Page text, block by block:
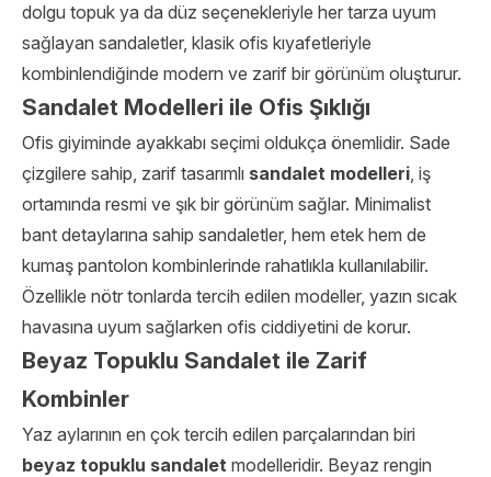
dolgu topuk ya da düz seçenekleriyle her tarza uyum
sağlayan sandaletler, klasik ofis kıyafetleriyle
kombinlendiğinde modern ve zarif bir görünüm oluşturur.
Sandalet Modelleri ile Ofis Şıklığı
Ofis giyiminde ayakkabı seçimi oldukça önemlidir. Sade
çizgilere sahip, zarif tasarımlı sandalet modelleri, iş
ortamında resmi ve şık bir görünüm sağlar. Minimalist
bant detaylarına sahip sandaletler, hem etek hem de
kumaş pantolon kombinlerinde rahatlıkla kullanılabilir.
Özellikle nötr tonlarda tercih edilen modeller, yazın sıcak
havasına uyum sağlarken ofis ciddiyetini de korur.
Beyaz Topuklu Sandalet ile Zarif
Kombinler
Yaz aylarının en çok tercih edilen parçalarından biri
beyaz topuklu sandalet modelleridir. Beyaz rengin